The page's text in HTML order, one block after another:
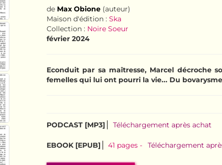
de Max Obione (auteur)
Maison d'édition : Ska
Collection : Noire Soeur
février 2024
Econduit par sa maîtresse, Marcel décroche
femelles qui lui ont pourri la vie... Du
PODCAST [MP3] Téléchargement après achat
EBOOK [EPUB] 41 pages Téléchargement